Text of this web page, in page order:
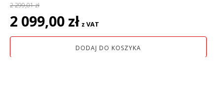
2 299,01zł
Pierwotna
cena
wynosiła:
2 099,00 zł cena
wynosi:
2
z VAT
DODAJ DO KOSZYKA